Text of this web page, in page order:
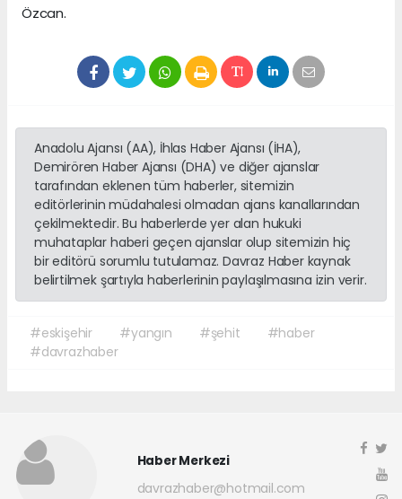
Özcan.
Anadolu Ajansı (AA), İhlas Haber Ajansı (İHA),
Demirören Haber Ajansı (DHA) ve diğer ajanslar
tarafından eklenen tüm haberler, sitemizin
editörlerinin müdahalesi olmadan ajans kanallarından
çekilmektedir. Bu haberlerde yer alan hukuki
muhataplar haberi geçen ajanslar olup sitemizin hiç
bir editörü sorumlu tutulamaz. Davraz Haber kaynak
belirtilmek şartıyla haberlerinin paylaşılmasına izin verir.
#eskişehir #yangın #şehit
#haber
#davrazhaber
Haber Merkezi
davrazhaber@hotmail.com